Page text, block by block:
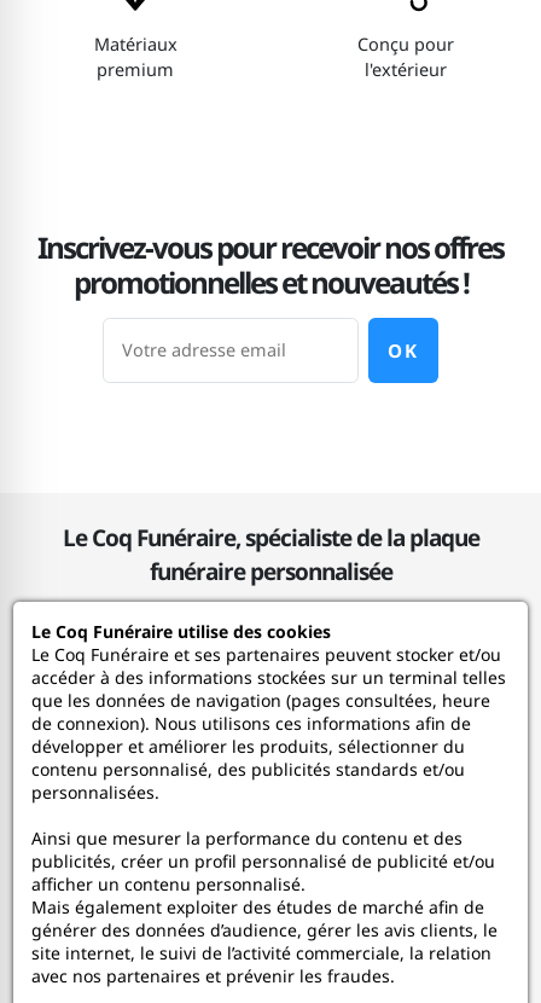
Matériaux
premium
Conçu pour
l'extérieur
Inscrivez-vous pour recevoir nos offres
promotionnelles et nouveautés !
OK
Le Coq Funéraire, spécialiste de la plaque
funéraire personnalisée
Le Coq Funéraire
Nos services
Mon Compte
Aide
A propos
Le Coq Funéraire utilise des cookies
Le Coq Funéraire et ses partenaires peuvent stocker et/ou
accéder à des informations stockées sur un terminal telles
que les données de navigation (pages consultées, heure
de connexion). Nous utilisons ces informations afin de
développer et améliorer les produits, sélectionner du
contenu personnalisé, des publicités standards et/ou
personnalisées.
Ainsi que mesurer la performance du contenu et des
publicités, créer un profil personnalisé de publicité et/ou
afficher un contenu personnalisé.
Mais également exploiter des études de marché afin de
générer des données d’audience, gérer les avis clients, le
site internet, le suivi de l’activité commerciale, la relation
avec nos partenaires et prévenir les fraudes.